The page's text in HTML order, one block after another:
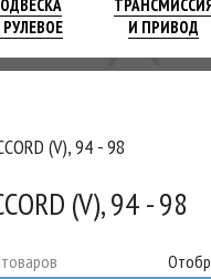
РУЛЕВОЕ
И ПРИВОД
(V), 94 - 98
(V), 94 - 98